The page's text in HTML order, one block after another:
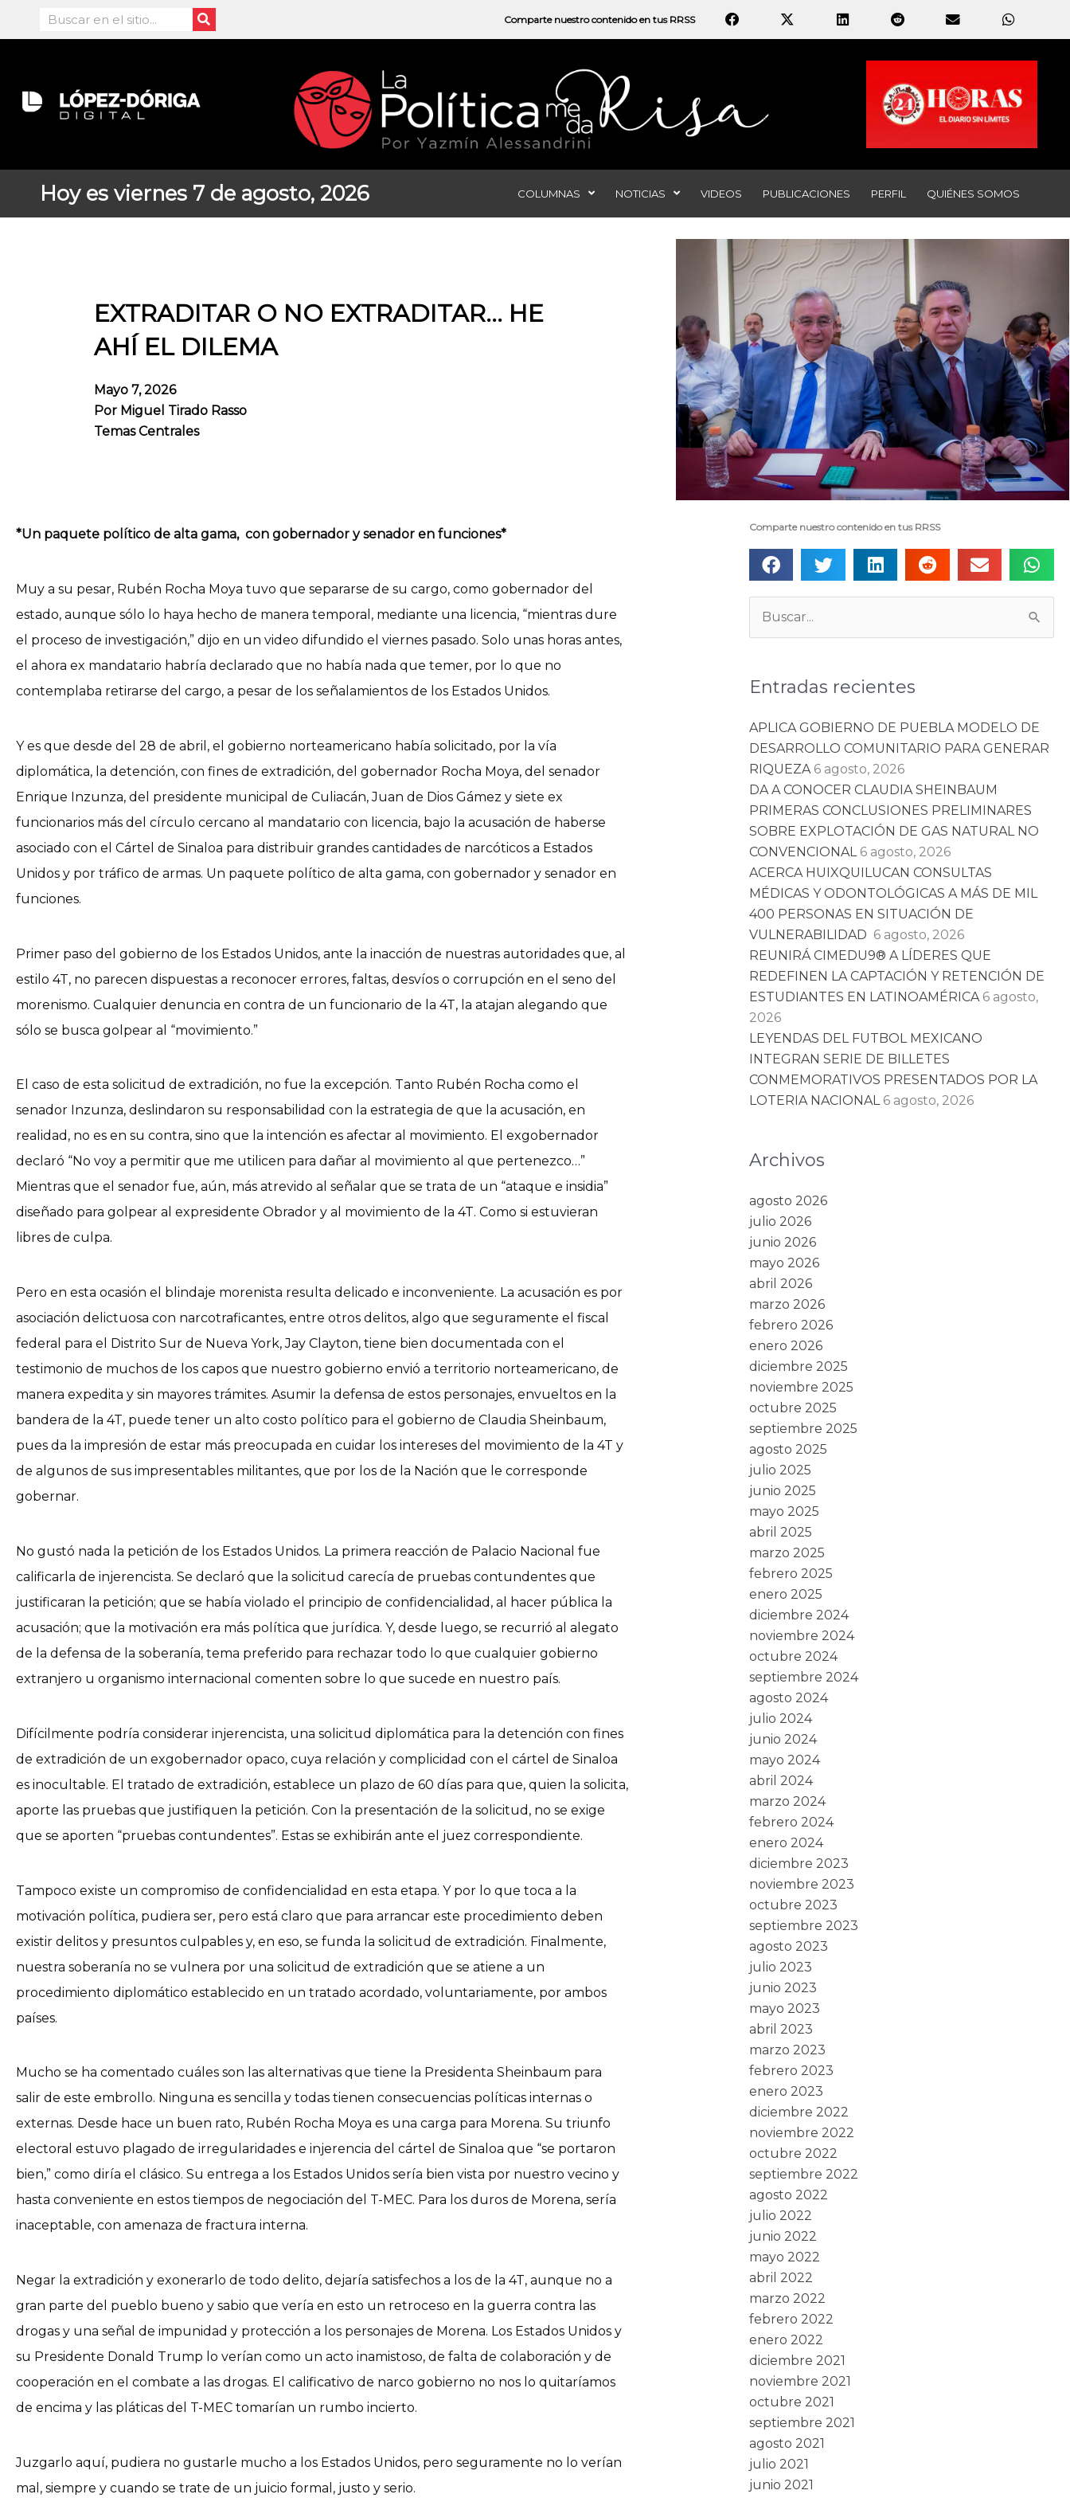
Search Comparte nuestro contenido en tus RRSS
Hoy es viernes 7 de agosto, 2026 COLUMNAS NOTICIAS VIDEOS PUBLICACIONES PERFIL QUIÉNES SOMOS
EXTRADITAR O NO EXTRADITAR… HE
AHÍ EL DILEMA
Mayo 7, 2026
Por Miguel Tirado Rasso
Temas Centrales
*Un paquete político de alta gama, con gobernador y senador en funciones*
Muy a su pesar, Rubén Rocha Moya tuvo que separarse de su cargo, como gobernador del
estado, aunque sólo lo haya hecho de manera temporal, mediante una licencia, “mientras dure
el proceso de investigación,” dijo en un video difundido el viernes pasado. Solo unas horas antes,
el ahora ex mandatario habría declarado que no había nada que temer, por lo que no
contemplaba retirarse del cargo, a pesar de los señalamientos de los Estados Unidos.
Y es que desde del 28 de abril, el gobierno norteamericano había solicitado, por la vía
diplomática, la detención, con fines de extradición, del gobernador Rocha Moya, del senador
Enrique Inzunza, del presidente municipal de Culiacán, Juan de Dios Gámez y siete ex
funcionarios más del círculo cercano al mandatario con licencia, bajo la acusación de haberse
asociado con el Cártel de Sinaloa para distribuir grandes cantidades de narcóticos a Estados
Unidos y por tráfico de armas. Un paquete político de alta gama, con gobernador y senador en
funciones.
Primer paso del gobierno de los Estados Unidos, ante la inacción de nuestras autoridades que, al
estilo 4T, no parecen dispuestas a reconocer errores, faltas, desvíos o corrupción en el seno del
morenismo. Cualquier denuncia en contra de un funcionario de la 4T, la atajan alegando que
sólo se busca golpear al “movimiento.”
El caso de esta solicitud de extradición, no fue la excepción. Tanto Rubén Rocha como el
senador Inzunza, deslindaron su responsabilidad con la estrategia de que la acusación, en
realidad, no es en su contra, sino que la intención es afectar al movimiento. El exgobernador
declaró “No voy a permitir que me utilicen para dañar al movimiento al que pertenezco…”
Mientras que el senador fue, aún, más atrevido al señalar que se trata de un “ataque e insidia”
diseñado para golpear al expresidente Obrador y al movimiento de la 4T. Como si estuvieran
libres de culpa.
Pero en esta ocasión el blindaje morenista resulta delicado e inconveniente. La acusación es por
asociación delictuosa con narcotraficantes, entre otros delitos, algo que seguramente el fiscal
federal para el Distrito Sur de Nueva York, Jay Clayton, tiene bien documentada con el
testimonio de muchos de los capos que nuestro gobierno envió a territorio norteamericano, de
manera expedita y sin mayores trámites. Asumir la defensa de estos personajes, envueltos en la
bandera de la 4T, puede tener un alto costo político para el gobierno de Claudia Sheinbaum,
pues da la impresión de estar más preocupada en cuidar los intereses del movimiento de la 4T y
de algunos de sus impresentables militantes, que por los de la Nación que le corresponde
gobernar.
No gustó nada la petición de los Estados Unidos. La primera reacción de Palacio Nacional fue
calificarla de injerencista. Se declaró que la solicitud carecía de pruebas contundentes que
justificaran la petición; que se había violado el principio de confidencialidad, al hacer pública la
acusación; que la motivación era más política que jurídica. Y, desde luego, se recurrió al alegato
de la defensa de la soberanía, tema preferido para rechazar todo lo que cualquier gobierno
extranjero u organismo internacional comenten sobre lo que sucede en nuestro país.
Difícilmente podría considerar injerencista, una solicitud diplomática para la detención con fines
de extradición de un exgobernador opaco, cuya relación y complicidad con el cártel de Sinaloa
es inocultable. El tratado de extradición, establece un plazo de 60 días para que, quien la solicita,
aporte las pruebas que justifiquen la petición. Con la presentación de la solicitud, no se exige
que se aporten “pruebas contundentes”. Estas se exhibirán ante el juez correspondiente.
Tampoco existe un compromiso de confidencialidad en esta etapa. Y por lo que toca a la
motivación política, pudiera ser, pero está claro que para arrancar este procedimiento deben
existir delitos y presuntos culpables y, en eso, se funda la solicitud de extradición. Finalmente,
nuestra soberanía no se vulnera por una solicitud de extradición que se atiene a un
procedimiento diplomático establecido en un tratado acordado, voluntariamente, por ambos
países.
Mucho se ha comentado cuáles son las alternativas que tiene la Presidenta Sheinbaum para
salir de este embrollo. Ninguna es sencilla y todas tienen consecuencias políticas internas o
externas. Desde hace un buen rato, Rubén Rocha Moya es una carga para Morena. Su triunfo
electoral estuvo plagado de irregularidades e injerencia del cártel de Sinaloa que “se portaron
bien,” como diría el clásico. Su entrega a los Estados Unidos sería bien vista por nuestro vecino y
hasta conveniente en estos tiempos de negociación del T-MEC. Para los duros de Morena, sería
inaceptable, con amenaza de fractura interna.
Negar la extradición y exonerarlo de todo delito, dejaría satisfechos a los de la 4T, aunque no a
gran parte del pueblo bueno y sabio que vería en esto un retroceso en la guerra contra las
drogas y una señal de impunidad y protección a los personajes de Morena. Los Estados Unidos y
su Presidente Donald Trump lo verían como un acto inamistoso, de falta de colaboración y de
cooperación en el combate a las drogas. El calificativo de narco gobierno no nos lo quitaríamos
de encima y las pláticas del T-MEC tomarían un rumbo incierto.
Juzgarlo aquí, pudiera no gustarle mucho a los Estados Unidos, pero seguramente no lo verían
mal, siempre y cuando se trate de un juicio formal, justo y serio.
Comparte nuestro contenido en tus RRSS
Buscar:
Entradas recientes
APLICA GOBIERNO DE PUEBLA MODELO DE
DESARROLLO COMUNITARIO PARA GENERAR
RIQUEZA 6 agosto, 2026
DA A CONOCER CLAUDIA SHEINBAUM
PRIMERAS CONCLUSIONES PRELIMINARES
SOBRE EXPLOTACIÓN DE GAS NATURAL NO
CONVENCIONAL 6 agosto, 2026
ACERCA HUIXQUILUCAN CONSULTAS
MÉDICAS Y ODONTOLÓGICAS A MÁS DE MIL
400 PERSONAS EN SITUACIÓN DE
VULNERABILIDAD 6 agosto, 2026
REUNIRÁ CIMEDU9®️ A LÍDERES QUE
REDEFINEN LA CAPTACIÓN Y RETENCIÓN DE
ESTUDIANTES EN LATINOAMÉRICA 6 agosto,
2026
LEYENDAS DEL FUTBOL MEXICANO
INTEGRAN SERIE DE BILLETES
CONMEMORATIVOS PRESENTADOS POR LA
LOTERIA NACIONAL 6 agosto, 2026
Archivos
agosto 2026
julio 2026
junio 2026
mayo 2026
abril 2026
marzo 2026
febrero 2026
enero 2026
diciembre 2025
noviembre 2025
octubre 2025
septiembre 2025
agosto 2025
julio 2025
junio 2025
mayo 2025
abril 2025
marzo 2025
febrero 2025
enero 2025
diciembre 2024
noviembre 2024
octubre 2024
septiembre 2024
agosto 2024
julio 2024
junio 2024
mayo 2024
abril 2024
marzo 2024
febrero 2024
enero 2024
diciembre 2023
noviembre 2023
octubre 2023
septiembre 2023
agosto 2023
julio 2023
junio 2023
mayo 2023
abril 2023
marzo 2023
febrero 2023
enero 2023
diciembre 2022
noviembre 2022
octubre 2022
septiembre 2022
agosto 2022
julio 2022
junio 2022
mayo 2022
abril 2022
marzo 2022
febrero 2022
enero 2022
diciembre 2021
noviembre 2021
octubre 2021
septiembre 2021
agosto 2021
julio 2021
junio 2021